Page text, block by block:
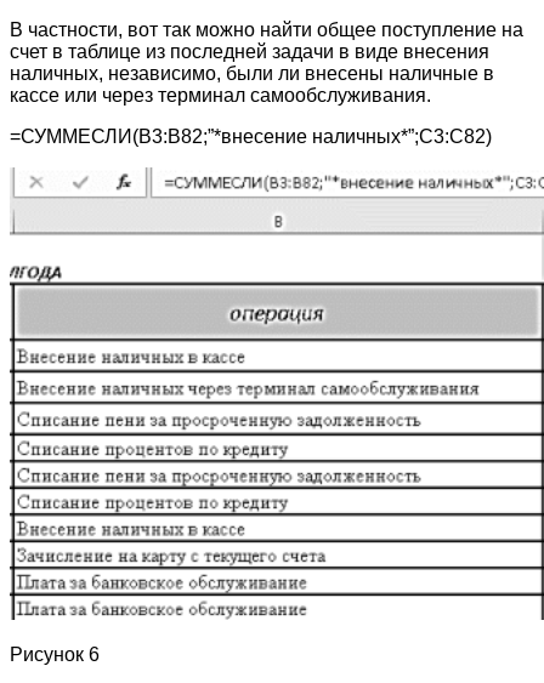
В частности, вот так можно найти общее поступление на
счет в таблице из последней задачи в виде внесения
наличных, независимо, были ли внесены наличные в
кассе или через терминал самообслуживания.
=СУММЕСЛИ(B3:B82;”*внесение наличных*”;C3:C82)
Рисунок 6